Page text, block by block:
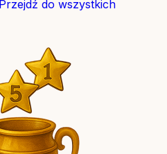
Przejdź do wszystkich